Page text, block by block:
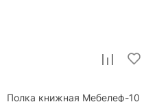
Полка книжная Мебелеф-10